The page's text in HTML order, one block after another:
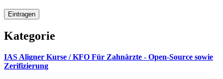
Eintragen
Kategorie
IAS Aligner Kurse / KFO Für Zahnärzte - Open-Source sowie
Zerifizierung